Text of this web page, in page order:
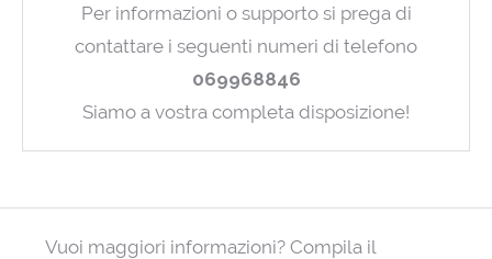
Per informazioni o supporto si prega di
contattare i seguenti numeri di telefono
069968846
Siamo a vostra completa disposizione!
Vuoi maggiori informazioni? Compila il